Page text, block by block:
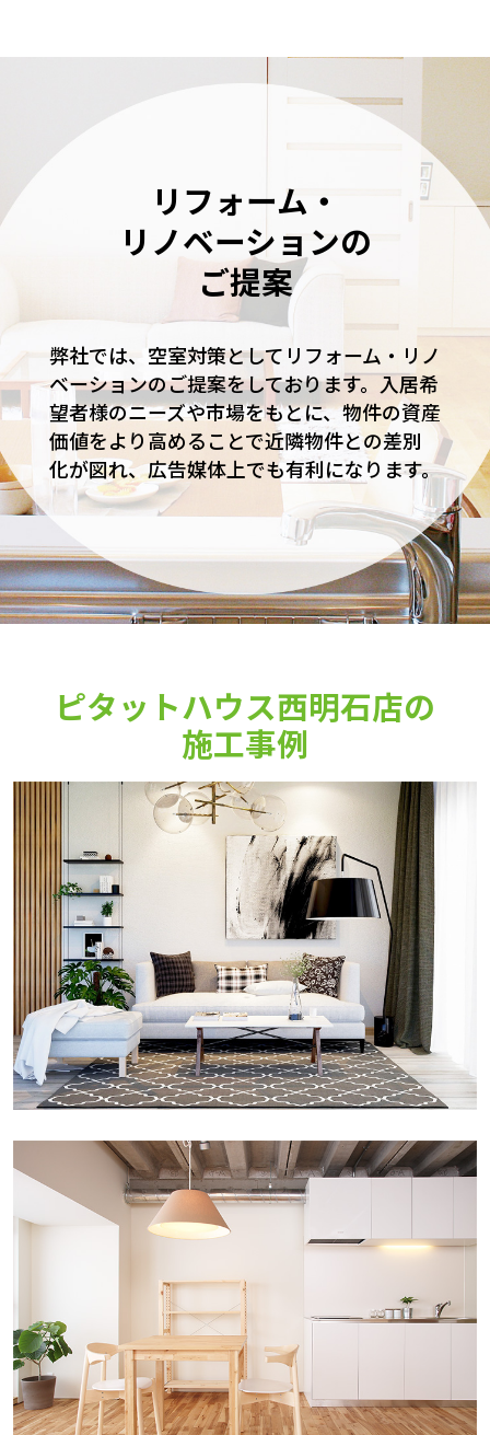
リフォーム・
リノベーションの
ご提案
弊社では、空室対策としてリフォーム・リノ
ベーションのご提案をしております。入居希
望者様のニーズや市場をもとに、物件の資産
価値をより高めることで近隣物件との差別
化が図れ、広告媒体上でも有利になります。
ピタットハウス西明石店の
施工事例